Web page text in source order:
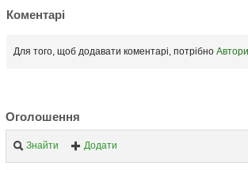
Коментарі
Для того, щоб додавати коментарі, потрібно
Оголошення
Знайти Додати